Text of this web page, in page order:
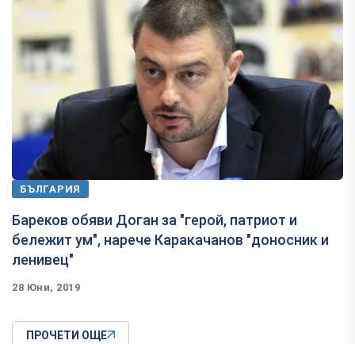
БЪЛГАРИЯ
Бареков обяви Доган за "герой, патриот и
бележит ум", нарече Каракачанов "доносник и
ленивец"
28 Юни, 2019
ПРОЧЕТИ ОЩЕ